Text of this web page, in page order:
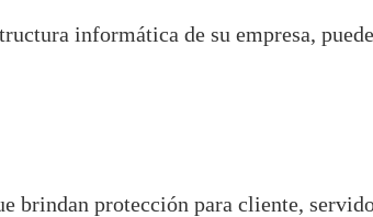
informática de su empresa,
brindan protección para cliente,